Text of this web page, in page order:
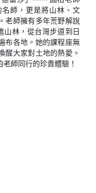
師，更是將山林、文
老師擁有多年荒野解說
山林，從台灣步道到日
布各地。她的課程座無
醒大家對土地的熱愛。
師同行的珍貴體驗！